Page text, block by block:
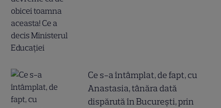
Ce s-a întâmplat, de fapt, cu
Anastasia, tânăra dată
dispărută în București, prin